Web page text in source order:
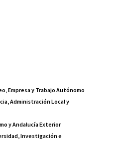
Empresa y Trabajo Autónomo
Administración Local y
y Andalucía Exterior
Investigación e